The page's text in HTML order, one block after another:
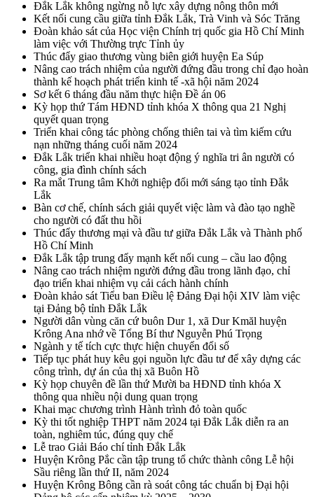
Đắk Lắk không ngừng nỗ lực xây dựng nông thôn mới
Kết nối cung cầu giữa tỉnh Đắk Lắk, Trà Vinh và Sóc Trăng
Đoàn khảo sát của Học viện Chính trị quốc gia Hồ Chí Minh
làm việc với Thường trực Tỉnh ủy
Thúc đẩy giao thương vùng biên giới huyện Ea Súp
Nâng cao trách nhiệm của người đứng đầu trong chỉ đạo hoàn
thành kế hoạch phát triển kinh tế -xã hội năm 2024
Sơ kết 6 tháng đầu năm thực hiện Đề án 06
Kỳ họp thứ Tám HĐND tỉnh khóa X thông qua 21 Nghị
quyết quan trọng
Triển khai công tác phòng chống thiên tai và tìm kiếm cứu
nạn những tháng cuối năm 2024
Đắk Lắk triển khai nhiều hoạt động ý nghĩa tri ân người có
công, gia đình chính sách
Ra mắt Trung tâm Khởi nghiệp đổi mới sáng tạo tỉnh Đắk
Lắk
Bàn cơ chế, chính sách giải quyết việc làm và đào tạo nghề
cho người có đất thu hồi
Thúc đẩy thương mại và đầu tư giữa Đắk Lắk và Thành phố
Hồ Chí Minh
Đắk Lắk tập trung đẩy mạnh kết nối cung – cầu lao động
Nâng cao trách nhiệm người đứng đầu trong lãnh đạo, chỉ
đạo triển khai nhiệm vụ cải cách hành chính
Đoàn khảo sát Tiểu ban Điều lệ Đảng Đại hội XIV làm việc
tại Đảng bộ tỉnh Đắk Lắk
Người dân vùng căn cứ buôn Dur 1, xã Dur Kmăl huyện
Krông Ana nhớ về Tổng Bí thư Nguyễn Phú Trọng
Ngành y tế tích cực thực hiện chuyển đổi số
Tiếp tục phát huy kêu gọi nguồn lực đầu tư để xây dựng các
công trình, dự án của thị xã Buôn Hồ
Kỳ họp chuyên đề lần thứ Mười ba HĐND tỉnh khóa X
thông qua nhiều nội dung quan trọng
Khai mạc chương trình Hành trình đỏ toàn quốc
Kỳ thi tốt nghiệp THPT năm 2024 tại Đắk Lắk diễn ra an
toàn, nghiêm túc, đúng quy chế
Lễ trao Giải Báo chí tỉnh Đắk Lắk
Huyện Krông Pắc cần tập trung tổ chức thành công Lễ hội
Sầu riêng lần thứ II, năm 2024
Huyện Krông Bông cần rà soát công tác chuẩn bị Đại hội